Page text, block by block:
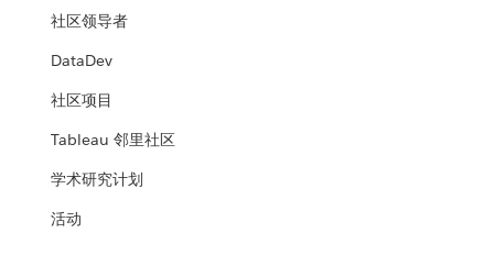
社区领导者
DataDev
社区项目
Tableau 邻里社区
学术研究计划
活动